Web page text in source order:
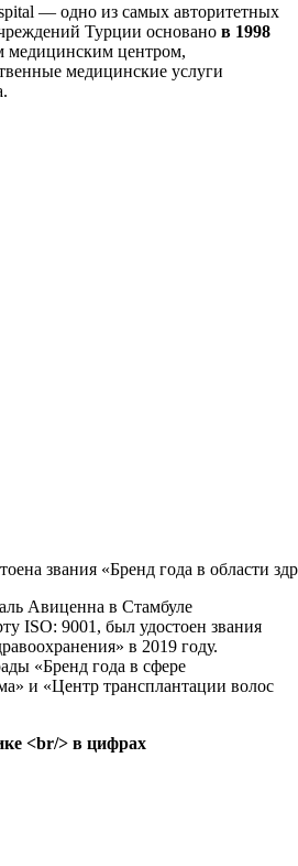
— одно из самых авторитетных
Турции основано в 1998
медицинским центром,
медицинские услуги
звания «Бренд года в области
Авиценна в Стамбуле
ISO: 9001, был удостоен звания
в 2019 году.
«Бренд года в сфере
и «Центр трансплантации волос
<br/> в цифрах